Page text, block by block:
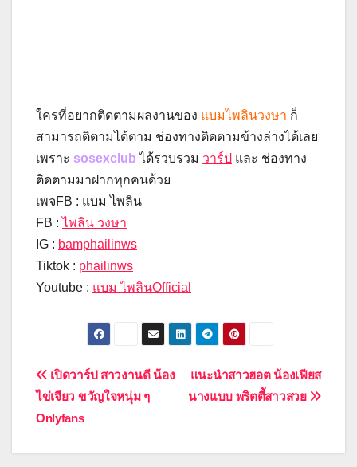
ใครที่อยากติดตามผลงานของ แบมไพลินวงษา ก็
สามารถติตามได้ตาม ช่องทางติดตามข้างล่างได้เลย
เพราะ sosexclub ได้รวบรวม วาร์ป และ ช่องทาง
ติดตามมาฝากทุกคนด้วย
เพจFB : แบม ไพลิน
FB :ไพลิน วงษา
IG : bamphailinws
Tiktok : phailinws
Youtube : แบม ไพลินOfficial
Post
navigation
แนะนำสาวฮอต น้องเฟียส
นางแบบ พริตตี้สาวสวย
เปิดวาร์ป สาวงานดี น้อง
ไข่เจียว ขวัญใจหนุ่ม ๆ
Onlyfans